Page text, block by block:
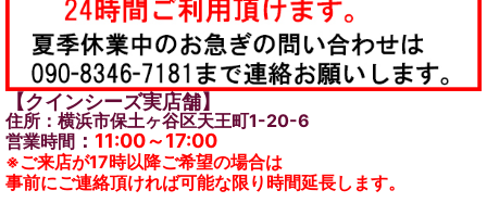
【クインシーズ実店舗】
住所：横浜市保土ヶ谷区天王町1-20-6
営業時間 ： 11:00～17:00
※ご来店が17時以降ご希望の場合は
事前にご連絡頂ければ可能な限り時間延長します。